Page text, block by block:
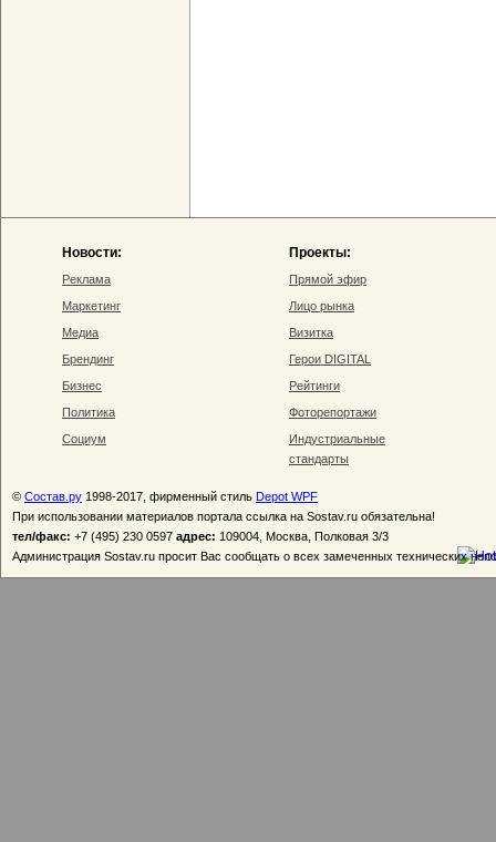
Новости:
Реклама
Маркетинг
Медиа
Брендинг
Бизнес
Политика
Социум
Проекты:
Прямой эфир
Лицо рынка
Визитка
Герои DIGITAL
Рейтинги
Фоторепортажи
Индустриальные
стандарты
© Состав.ру 1998-2017, фирменный стиль Depot WPF
При использовании материалов портала ссылка на Sostav.ru обязательна!
тел/факс: +7 (495) 230 0597 адрес: 109004, Москва, Полковая 3/3
Администрация Sostav.ru просит Вас сообщать о всех замеченных технических